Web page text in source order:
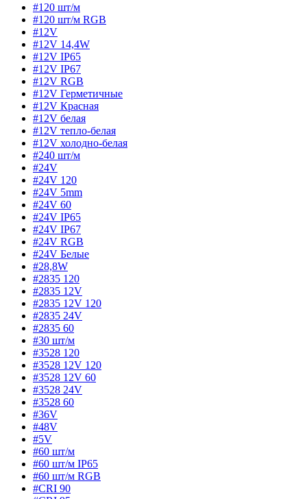
#120 шт/м
#120 шт/м RGB
#12V
#12V 14,4W
#12V IP65
#12V IP67
#12V RGB
#12V Герметичные
#12V Красная
#12V белая
#12V тепло-белая
#12V холодно-белая
#240 шт/м
#24V
#24V 120
#24V 5mm
#24V 60
#24V IP65
#24V IP67
#24V RGB
#24V Белые
#28,8W
#2835 120
#2835 12V
#2835 12V 120
#2835 24V
#2835 60
#30 шт/м
#3528 120
#3528 12V 120
#3528 12V 60
#3528 24V
#3528 60
#36V
#48V
#5V
#60 шт/м
#60 шт/м IP65
#60 шт/м RGB
#CRI 90